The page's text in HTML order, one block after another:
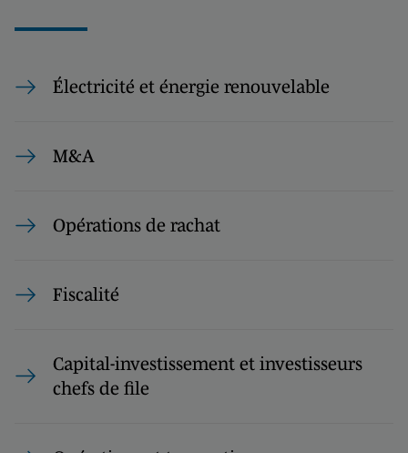
Électricité et énergie renouvelable
M&A
Opérations de rachat
Fiscalité
Capital-investissement et investisseurs
chefs de file